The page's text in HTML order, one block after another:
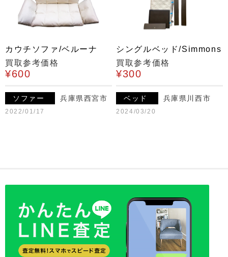
カウチソファ/ベルーナ
買取参考価格
¥600
ソファー 兵庫県西宮市
2022/01/17
シングルベッド/Simmons
買取参考価格
¥300
ベッド 兵庫県川西市
2024/03/20